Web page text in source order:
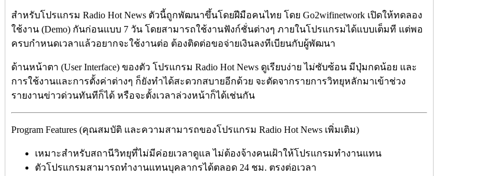
สำหรับโปรแกรม Radio Hot News ตัวนี้ถูกพัฒนาขึ้นโดยฝีมือคนไทย โดย Go2wifinetwork เปิดให้ทดลอง
ใช้งาน (Demo) กันก่อนแบบ 7 วัน โดยสามารถใช้งานฟังก์ชั่นต่างๆ ภายในโปรแกรมได้แบบเต็มที แต่พอ
ครบกำหนดเวลาแล้วอยากจะใช้งานต่อ ต้องติดต่อขอจ่ายเงินลงทีเบียนกับผู้พัฒนา
ด้านหน้าตา (User Interface) ของตัว โปรแกรม Radio Hot News ดูเรียบง่าย ไม่ซับซ้อน มีปุ่มกดน้อย และ
การใช้งานและการตั้งค่าต่างๆ ก็ยังทำได้สะดวกสบายอีกด้วย จะตัดจากรายการวิทยุหลักมาเข้าช่วง
รายงานข่าวด่วนทันทีก็ได้ หรือจะตั้งเวลาล่วงหน้าก็ได้เช่นกัน
Program Features (คุณสมบัติ และความสามารถของโปรแกรม Radio Hot News เพิ่มเติม)
เหมาะสำหรับสถานีวิทยุที่ไม่มีค่อยเวลาดูแล ไม่ต้องจ้างคนเฝ้าให้โปรแกรมทำงานแทน
ตัวโปรแกรมสามารถทำงานแทนบุคลากรได้ตลอด 24 ชม. ตรงต่อเวลา